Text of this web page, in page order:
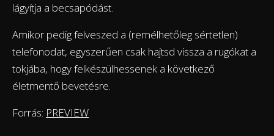
lágyítja a becsapódást.
Amikor pedig felveszed a (remélhetőleg sértetlen)
telefonodat, egyszerűen csak hajtsd vissza a rugókat a
tokjába, hogy felkészülhessenek a következő
életmentő bevetésre.
Forrás: PREVIEW